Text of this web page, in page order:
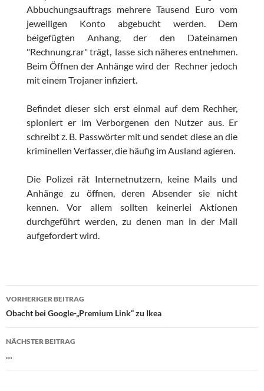
Abbuchungsauftrags mehrere Tausend Euro vom
jeweiligen Konto abgebucht werden. Dem
beigefügten Anhang, der den Dateinamen
"Rechnung.rar" trägt, lasse sich näheres entnehmen.
Beim Öffnen der Anhänge wird der Rechner jedoch
mit einem Trojaner infiziert.
Befindet dieser sich erst einmal auf dem Rechher,
spioniert er im Verborgenen den Nutzer aus. Er
schreibt z. B. Passwörter mit und sendet diese an die
kriminellen Verfasser, die häufig im Ausland agieren.
Die Polizei rät Internetnutzern, keine Mails und
Anhänge zu öffnen, deren Absender sie nicht
kennen. Vor allem sollten keinerlei Aktionen
durchgeführt werden, zu denen man in der Mail
aufgefordert wird.
Beitragsnavigation
VORHERIGER BEITRAG
Obacht bei Google-„Premium Link“ zu Ikea
NÄCHSTER BEITRAG
…